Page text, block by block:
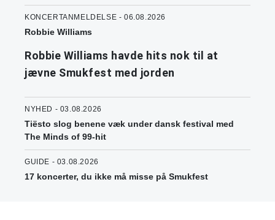
KONCERTANMELDELSE - 06.08.2026
Robbie Williams
Robbie Williams havde hits nok til at
jævne Smukfest med jorden
NYHED - 03.08.2026
Tiësto slog benene væk under dansk festival med
The Minds of 99-hit
GUIDE - 03.08.2026
17 koncerter, du ikke må misse på Smukfest